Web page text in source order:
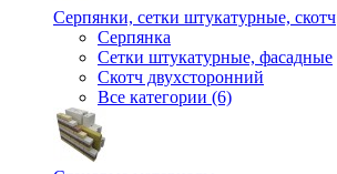
Серпянки, сетки штукатурные, скотч
Серпянка
Сетки штукатурные, фасадные
Скотч двухсторонний
Все категории (6)